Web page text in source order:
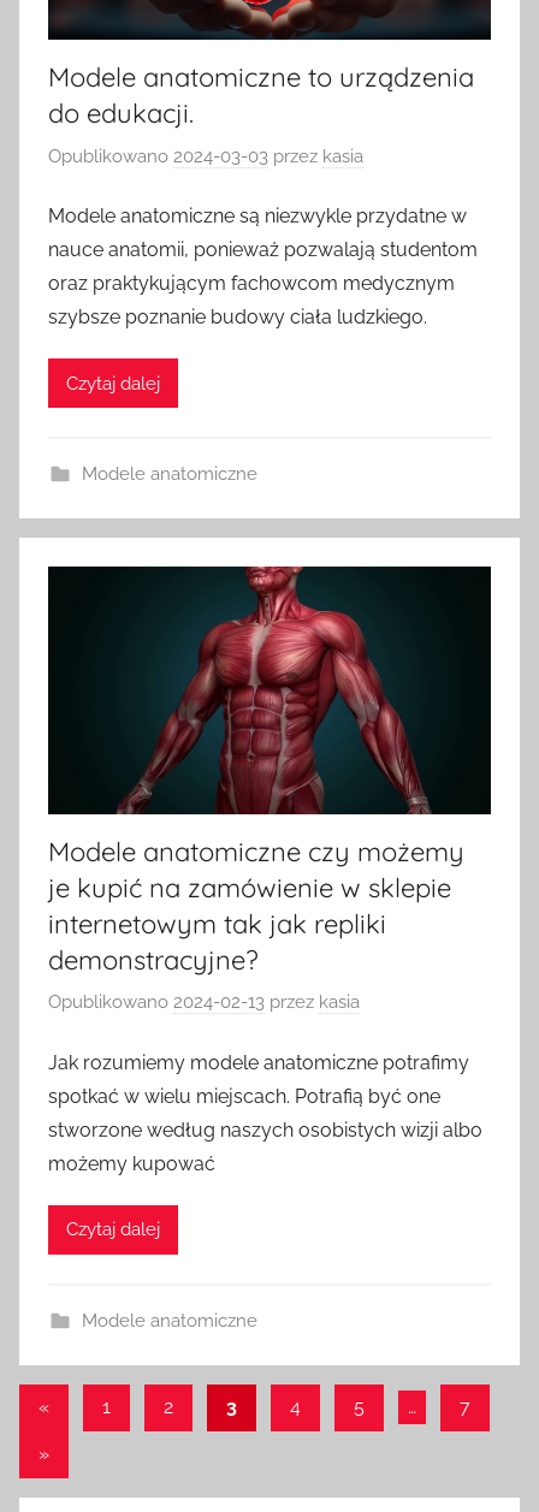
Modele anatomiczne to urządzenia
do edukacji.
Opublikowano 2024-03-03 przez kasia
Modele anatomiczne są niezwykle przydatne w
nauce anatomii, ponieważ pozwalają studentom
oraz praktykującym fachowcom medycznym
szybsze poznanie budowy ciała ludzkiego.
Czytaj dalej
Modele anatomiczne
Modele anatomiczne czy możemy
je kupić na zamówienie w sklepie
internetowym tak jak repliki
demonstracyjne?
Opublikowano 2024-02-13 przez kasia
Jak rozumiemy modele anatomiczne potrafimy
spotkać w wielu miejscach. Potrafią być one
stworzone według naszych osobistych wizji albo
możemy kupować
Czytaj dalej
Modele anatomiczne
Stronicowanie
wpisów
«Poprzednie
1 2 3 4 5 … 7
Następne
»